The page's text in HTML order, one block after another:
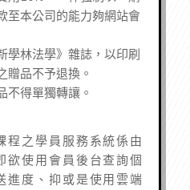
至本公司的能力夠網站會
學林法學》雜誌，以印刷
贈品不予退換。
不得單獨轉讓。
程之學員服務系統係由
欲使用會員後台查詢個
進度、抑或是使用雲端